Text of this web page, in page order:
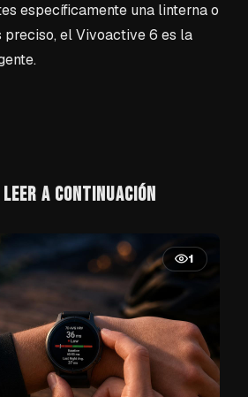
específicamente una linterna o
preciso, el Vivoactive 6 es la
A CONTINUACIÓN
1